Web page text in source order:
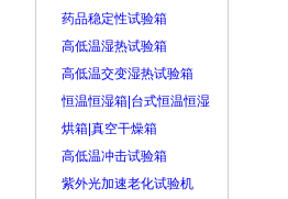
药品稳定性试验箱
高低温湿热试验箱
高低温交变湿热试验箱
恒温恒湿箱|台式恒温恒湿
烘箱|真空干燥箱
高低温冲击试验箱
紫外光加速老化试验机